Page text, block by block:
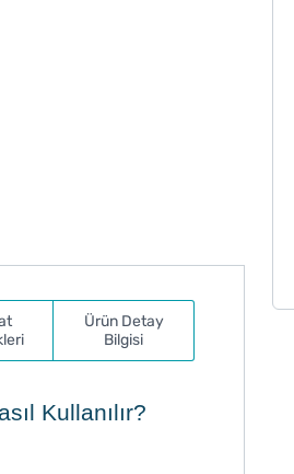
Ürün Detay
Bilgisi
Kullanılır?